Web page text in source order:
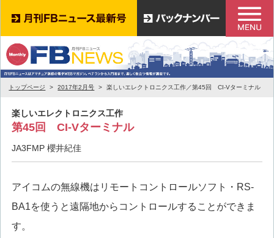
トップページ 2017年2月号 楽しいエレクトロニクス工作／第45回 CI-Vターミナル
楽しいエレクトロニクス工作
第45回 CI-Vターミナル
JA3FMP 櫻井紀佳
アイコムの無線機はリモートコントロールソフト・RS-
BA1を使うと遠隔地からコントロールすることができま
す。